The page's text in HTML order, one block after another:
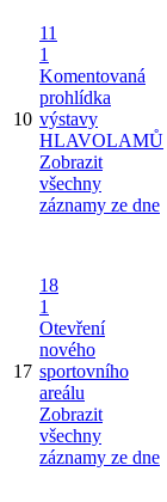
10
11
1
Komentovaná
prohlídka
výstavy
HLAVOLAMŮ
Zobrazit
všechny
záznamy ze dne
17
18
1
Otevření
nového
sportovního
areálu
Zobrazit
všechny
záznamy ze dne